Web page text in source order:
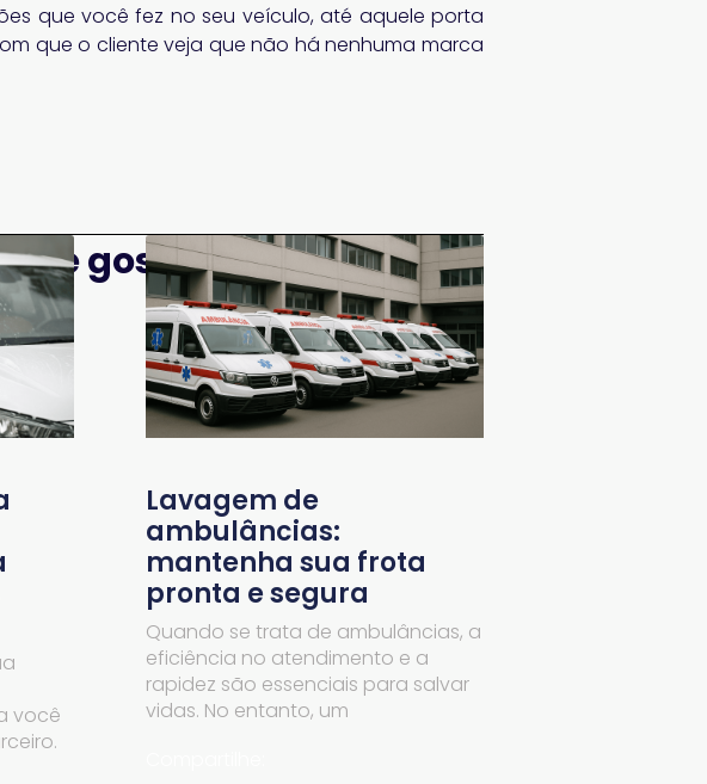
que você fez no seu veículo, até aquele porta
que o cliente veja que não há nenhuma marca
gostar
você
Lavagem de
ambulâncias:
mantenha sua frota
pronta e segura
Quando se trata de ambulâncias, a
eficiência no atendimento e a
rapidez são essenciais para salvar
vidas. No entanto, um